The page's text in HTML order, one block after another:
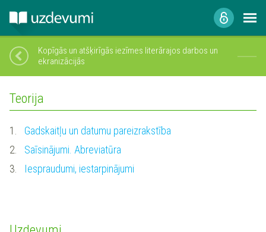
Kopīgās un atšķirīgās iezīmes literārajos darbos un
ekranizācijās
Teorija
1.
Gadskaitļu un datumu pareizrakstība
2.
Saīsinājumi. Abreviatūra
3.
Iespraudumi, iestarpinājumi